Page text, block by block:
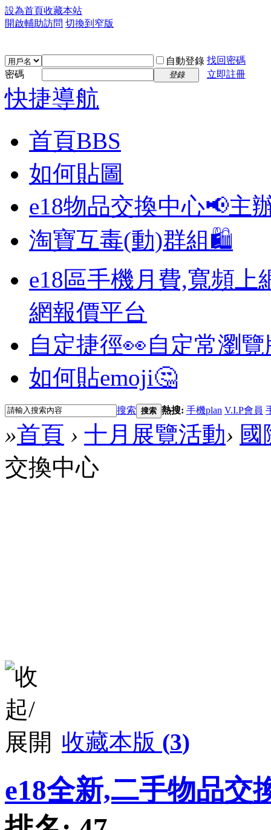
設為首頁收藏本站
開啟輔助訪問 切換到窄版
自動登錄 找回密碼
密碼
登錄 立即註冊
快捷導航
首頁BBS
如何貼圖
e18物品交換中心📢主
淘寶互毒(動)群組🛍️
e18區手機月費,寬頻上
網報價平台
自定捷徑👀自定常瀏
如何貼emoji🤔
搜索 搜索 熱搜: 手機plan V.I.P會員
»首頁 › 十月展覽活動› 國
交換中心
收藏本版 (3)
e18全新,二手物品交